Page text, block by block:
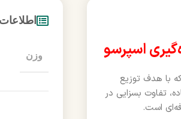
که با هدف توزیع
تفاوت بسزایی در
است.
وزن